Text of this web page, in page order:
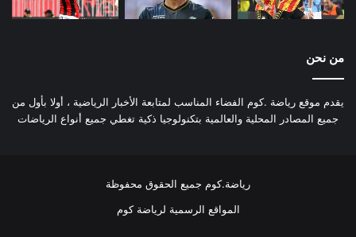
من نحن
يقدم موقع رياضة .كوم الفضاء المناسب لمتابعة الأخبار الرياضية ، أولا بأول من
جميع المصادر المحلية والعالمية بتكنولوجيا ذكية تغطي جميع أنواع الرياضات
رياضة.كوم جميع الحقوق محفوظة
المواقع الرسمية لرياضة كوم